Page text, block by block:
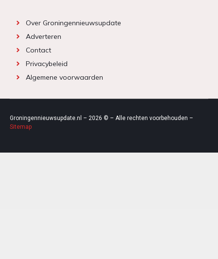
Over Groningennieuwsupdate
Adverteren
Contact
Privacybeleid
Algemene voorwaarden
Groningennieuwsupdate.nl – 2026 © – Alle rechten voorbehouden –
Sitemap